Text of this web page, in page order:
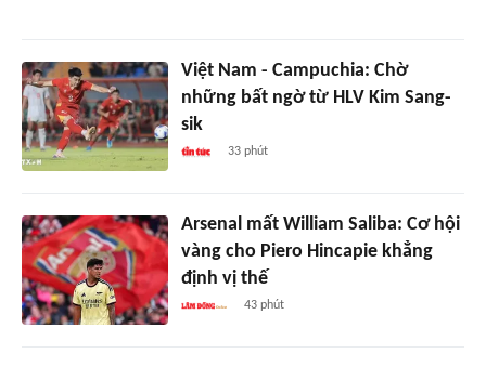
Việt Nam - Campuchia: Chờ
những bất ngờ từ HLV Kim Sang-
sik
33 phút
Arsenal mất William Saliba: Cơ hội
vàng cho Piero Hincapie khẳng
định vị thế
43 phút